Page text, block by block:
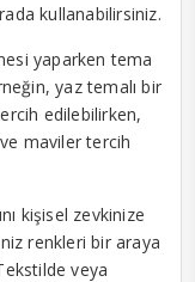
kullanabilirsiniz.
yaparken tema
yaz temalı bir
edilebilirken,
maviler tercih
kişisel zevkinize
renkleri bir araya
veya